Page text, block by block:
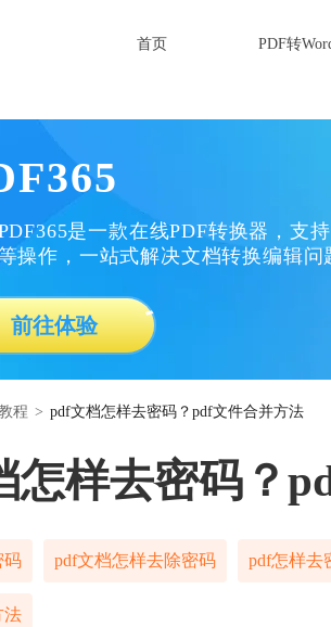
首页 PDF转
是一款在线PDF转换器，支
操作，一站式解决文档转换编辑问
前往体验
程 > pdf文档怎样去密码？pdf文件合并方法
怎样去密码？
码 pdf文档怎样去除密码 pdf怎样去
法